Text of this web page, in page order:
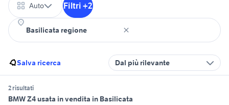
Auto Filtri +2
Salva ricerca Dal più rilevante
2 risultati
BMW Z4 usata in vendita in Basilicata